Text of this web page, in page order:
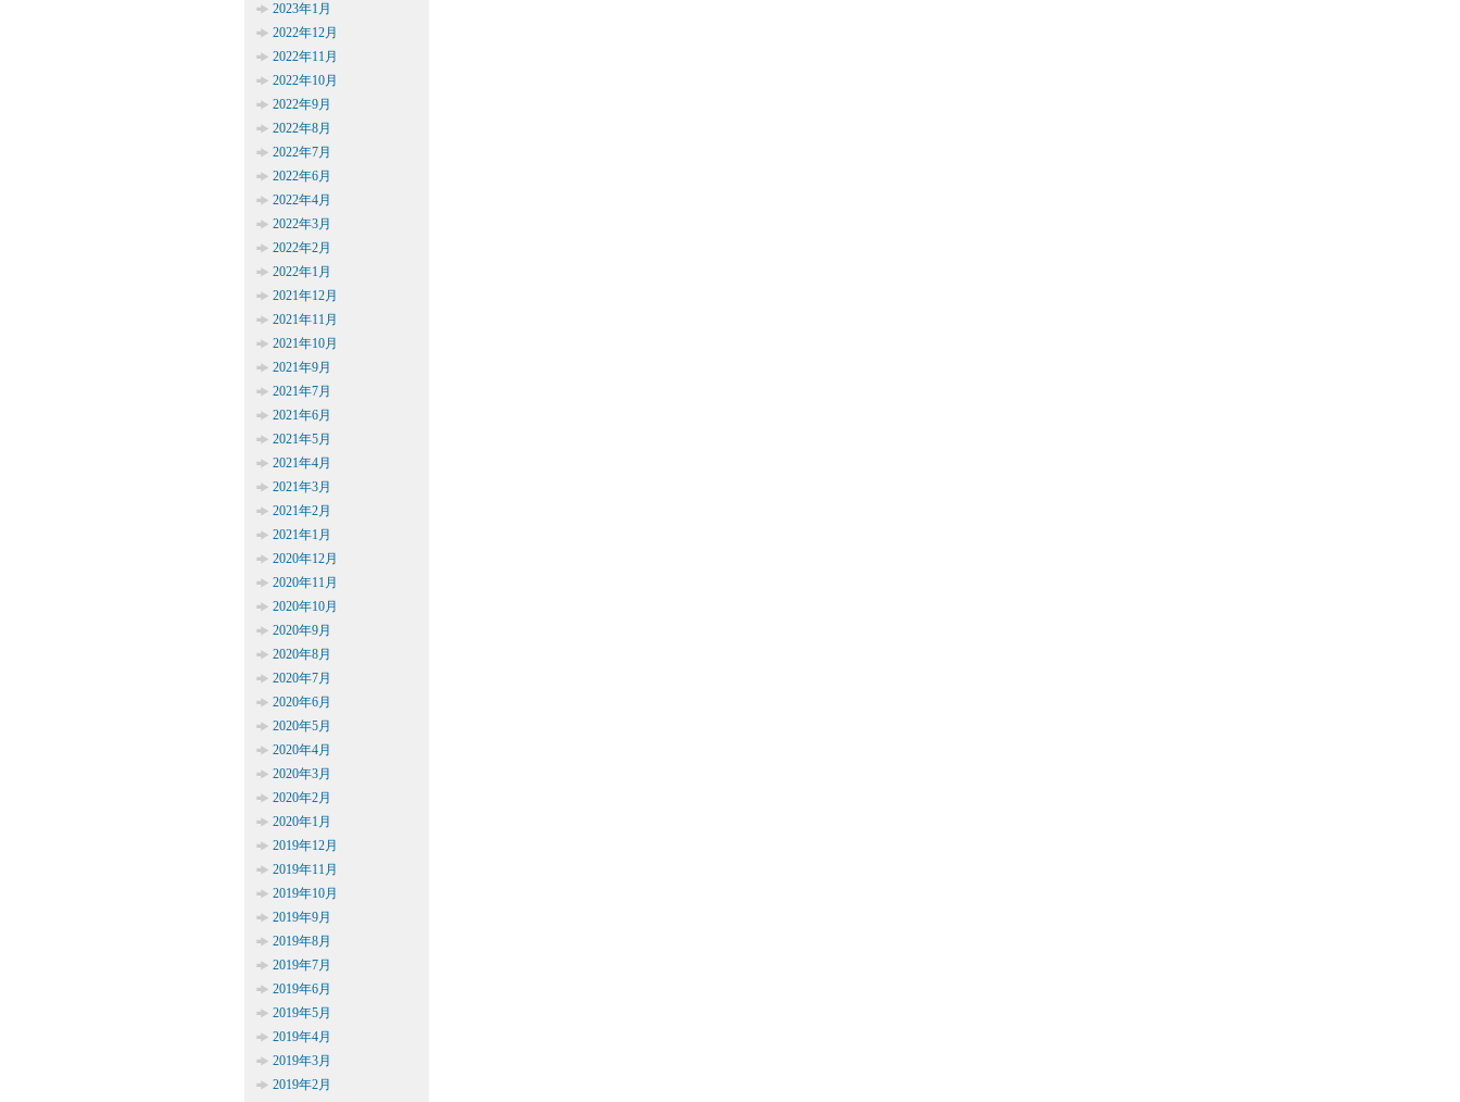
2023年1月
2022年12月
2022年11月
2022年10月
2022年9月
2022年8月
2022年7月
2022年6月
2022年4月
2022年3月
2022年2月
2022年1月
2021年12月
2021年11月
2021年10月
2021年9月
2021年7月
2021年6月
2021年5月
2021年4月
2021年3月
2021年2月
2021年1月
2020年12月
2020年11月
2020年10月
2020年9月
2020年8月
2020年7月
2020年6月
2020年5月
2020年4月
2020年3月
2020年2月
2020年1月
2019年12月
2019年11月
2019年10月
2019年9月
2019年8月
2019年7月
2019年6月
2019年5月
2019年4月
2019年3月
2019年2月